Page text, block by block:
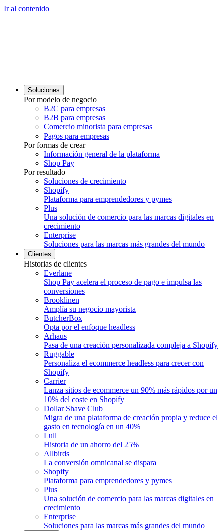
Ir al contenido
Soluciones
Por modelo de negocio
B2C para empresas
B2B para empresas
Comercio minorista para empresas
Pagos para empresas
Por formas de crear
Información general de la plataforma
Shop Pay
Por resultado
Soluciones de crecimiento
Shopify
Plataforma para emprendedores y pymes
Plus
Una solución de comercio para las marcas digitales en
crecimiento
Enterprise
Soluciones para las marcas más grandes del mundo
Clientes
Historias de clientes
Everlane
Shop Pay acelera el proceso de pago e impulsa las
conversiones
Brooklinen
Amplía su negocio mayorista
ButcherBox
Opta por el enfoque headless
Arhaus
Pasa de una creación personalizada compleja a Shopify
Ruggable
Personaliza el ecommerce headless para crecer con
Shopify
Carrier
Lanza sitios de ecommerce un 90% más rápidos por un
10% del coste en Shopify
Dollar Shave Club
Migra de una plataforma de creación propia y reduce el
gasto en tecnología en un 40%
Lull
Historia de un ahorro del 25%
Allbirds
La conversión omnicanal se dispara
Shopify
Plataforma para emprendedores y pymes
Plus
Una solución de comercio para las marcas digitales en
crecimiento
Enterprise
Soluciones para las marcas más grandes del mundo